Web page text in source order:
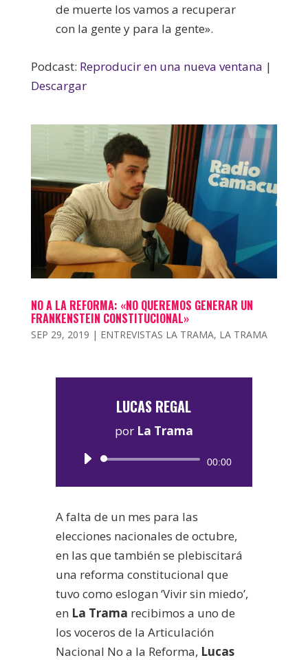
de muerte los vamos a recuperar
con la gente y para la gente».
Podcast: Reproducir en una nueva ventana |
Descargar
NO A LA REFORMA: «NO QUEREMOS GENERAR UN
FRANKENSTEIN CONSTITUCIONAL»
SEP 29, 2019 | ENTREVISTAS LA TRAMA, LA TRAMA
LUCAS REGAL
por La Trama
Reproductor
00:00
A falta de un mes para las
elecciones nacionales de octubre,
en las que también se plebiscitará
una reforma constitucional que
tuvo como eslogan ‘Vivir sin miedo’,
en La Trama recibimos a uno de
los voceros de la Articulación
Nacional No a la Reforma, Lucas